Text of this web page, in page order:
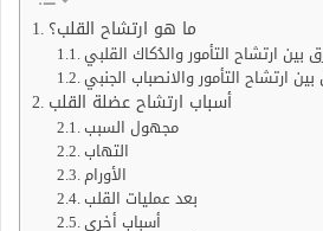
ما هو ارتشاح القلب؟
أسباب ارتشاح عضلة القلب
مجهول السبب
التهاب
الأورام
بعد عمليات القلب
أسباب أخرى